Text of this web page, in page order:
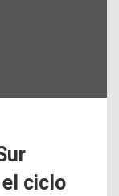
ciclo